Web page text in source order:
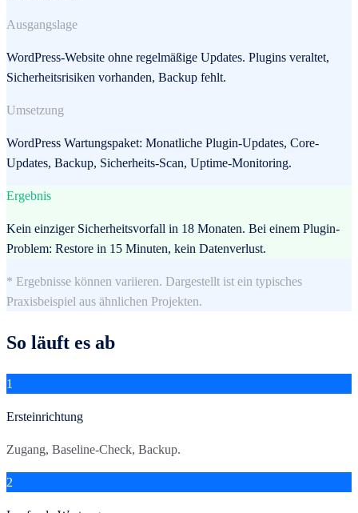
Ausgangslage
WordPress-Website ohne regelmäßige Updates. Plugins veraltet,
Sicherheitsrisiken vorhanden, Backup fehlt.
Umsetzung
WordPress Wartungspaket: Monatliche Plugin-Updates, Core-
Updates, Backup, Sicherheits-Scan, Uptime-Monitoring.
Ergebnis
Kein einziger Sicherheitsvorfall in 18 Monaten. Bei einem Plugin-
Problem: Restore in 15 Minuten, kein Datenverlust.
* Ergebnisse können variieren. Dargestellt ist ein typisches
Praxisbeispiel aus ähnlichen Projekten.
So läuft es ab
1
Ersteinrichtung
Zugang, Baseline-Check, Backup.
2